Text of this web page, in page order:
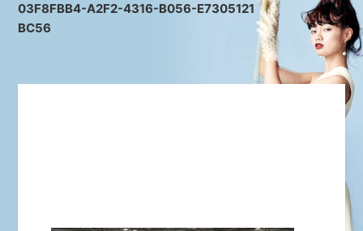
03F8FBB4-A2F2-4316-B056-E7305121
BC56